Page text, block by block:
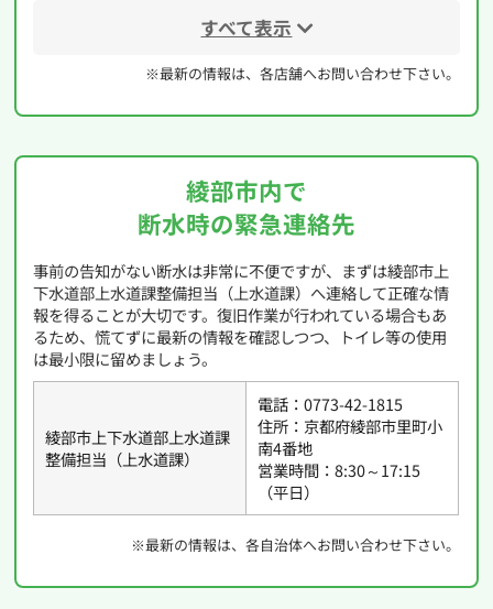
すべて表示
※最新の情報は、各店舗へお問い合わせ下さい。
綾部市内で
断水時の緊急連絡先
事前の告知がない断水は非常に不便ですが、まずは綾部市上
下水道部上水道課整備担当（上水道課）へ連絡して正確な情
報を得ることが大切です。復旧作業が行われている場合もあ
るため、慌てずに最新の情報を確認しつつ、トイレ等の使用
は最小限に留めましょう。
綾部市上下水道部上水道課
整備担当（上水道課）
電話：0773-42-1815
住所：京都府綾部市里町小
南4番地
営業時間：8:30～17:15
（平日）
※最新の情報は、各自治体へお問い合わせ下さい。